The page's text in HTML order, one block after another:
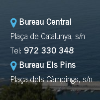
Bureau Central
Plaça de Catalunya, s/n
Tel: 972 330 348
Bureau Els Pins
Plaça dels Càmpings, s/n